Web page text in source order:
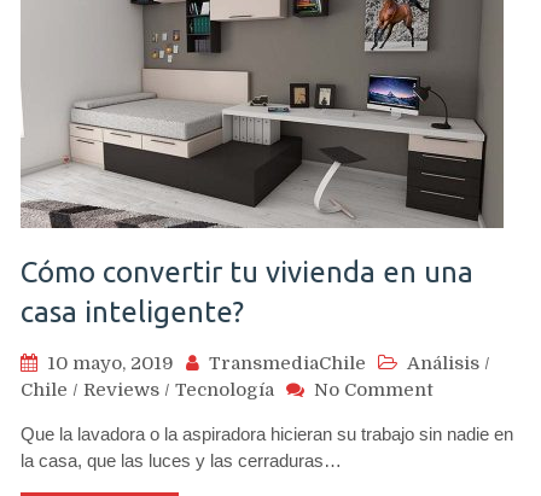
Cómo convertir tu vivienda en una
casa inteligente?
10 mayo, 2019 TransmediaChile Análisis /
Chile / Reviews / Tecnología No Commenton
convertir
Que la lavadora o la aspiradora hicieran su trabajo sin nadie en
la casa, que las luces y las cerraduras…